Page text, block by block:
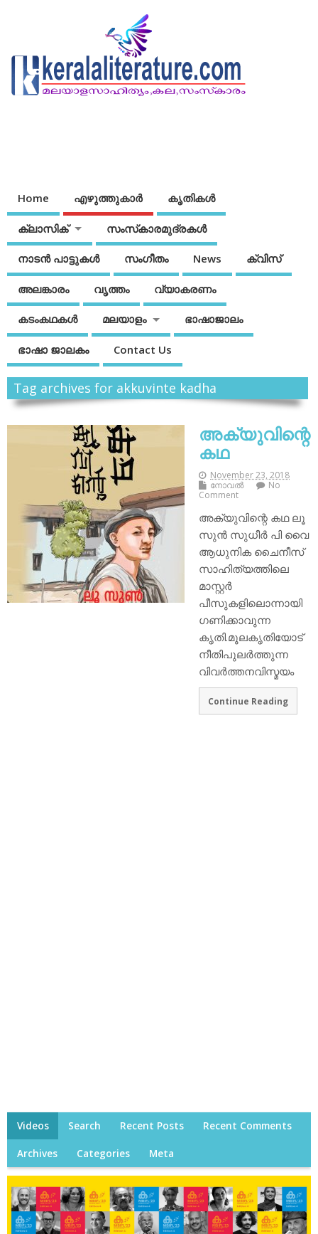
Home എഴുത്തുകാര്‍ കൃതികൾ
ക്ലാസിക് സംസ്‌കാരമുദ്രകള്‍
നാടന്‍ പാട്ടുകള്‍ സംഗീതം News ക്വിസ്
അലങ്കാരം വൃത്തം വ്യാകരണം
കടംകഥകള്‍ മലയാളം ഭാഷാജാലം
ഭാഷാ ജാലകം Contact Us
Tag archives for akkuvinte kadha
അക്യുവിന്റെ
കഥ
November 23, 2018
നോവല്‍
No
Comment
അക്യുവിന്റെ കഥ ലൂ
സുൻ സുധീർ പി വൈ
ആധുനിക ചൈനീസ്
സാഹിത്യത്തിലെ
മാസ്റ്റർ
പീസുകളിലൊന്നായി
ഗണിക്കാവുന്ന
കൃതി.മൂലകൃതിയോട്
നീതിപുലർത്തുന്ന
വിവർത്തനവിസ്മയം
Continue Reading
Videos Search Recent Posts Recent Comments
Archives Categories Meta